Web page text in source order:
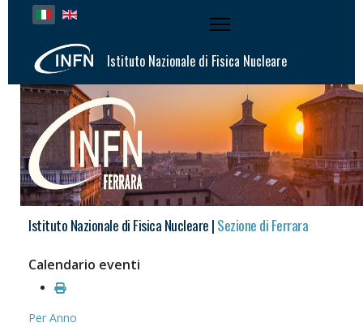
Seleziona la tua lingua
Istituto Nazionale di Fisica Nucleare
Istituto Nazionale di Fisica Nucleare |Sezione di Ferrara
Calendario eventi
Per Anno